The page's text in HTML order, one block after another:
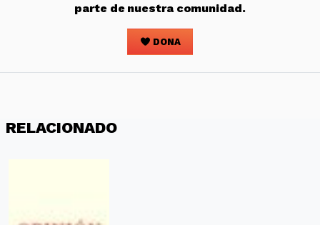
parte de nuestra comunidad.
DONA
RELACIONADO